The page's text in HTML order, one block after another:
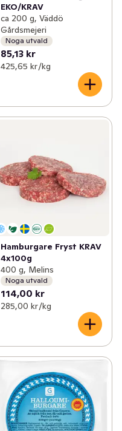
EKO/KRAV
ca 200 g, Väddö
Gårdsmejeri
Noga utvald
85,13 kr
425,65 kr /kg
Hamburgare Fryst KRAV
4x100g
400 g, Melins
Noga utvald
114,00 kr
285,00 kr /kg